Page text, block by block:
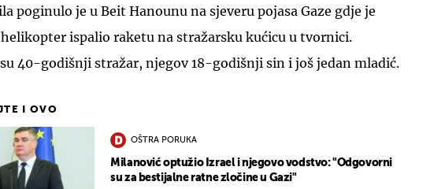
poginulo je u Beit Hanounu na sjeveru pojasa Gaze gdje je
ispalio raketu na stražarsku kućicu u tvornici.
40-godišnji stražar, njegov 18-godišnji sin i još jedan mladić.
I OVO
OŠTRA PORUKA
Milanović optužio Izrael i njegovo vodstvo: "Odgovorni
su za bestijalne ratne zločine u Gazi"